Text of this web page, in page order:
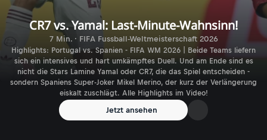
CR7 vs. Yamal: Last-Minute-Wahnsinn!
7 Min. · FIFA Fussball-Weltmeisterschaft 2026
Highlights: Portugal vs. Spanien - FIFA WM 2026 | Beide Teams liefern
sich ein intensives und hart umkämpftes Duell. Und am Ende sind es
nicht die Stars Lamine Yamal oder CR7, die das Spiel entscheiden -
sondern Spaniens Super-Joker Mikel Merino, der kurz der Verlängerung
eiskalt zuschlägt. Alle Highlights im Video!
Jetzt ansehen